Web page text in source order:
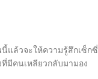
แล้วจะให้ความรู้สึกเซ็กซี่
มีคนเหลียวกลับมามอง